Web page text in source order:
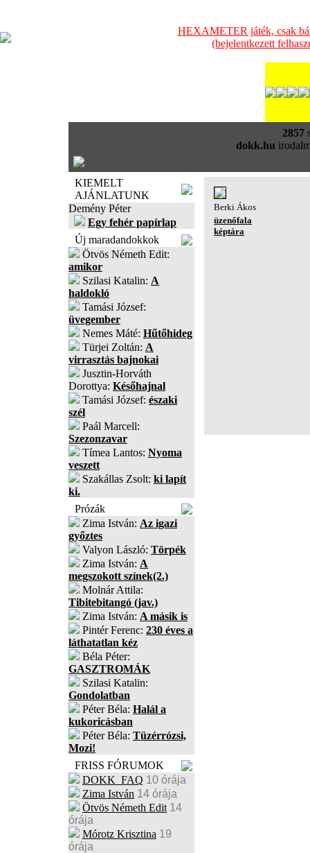
HEXAMETER játék, csak
(bejelentkezett
2857
dokk.hu
KIEMELT
AJÁNLATUNK
Demény Péter
Egy fehér papírlap
Új maradandokkok
Ötvös Németh Edit:
amikor
Szilasi Katalin: A
haldokló
Tamási József:
üvegember
Nemes Máté: Hűtőhideg
Türjei Zoltán: A
virrasztás bajnokai
Jusztin-Horváth
Dorottya: Későhajnal
Tamási József: északi
szél
Paál Marcell:
Szezonzavar
Tímea Lantos: Nyoma
veszett
Szakállas Zsolt: ki lapít
ki.
Prózák
Zima István: Az igazi
győztes
Valyon László: Törpék
Zima István: A
megszokott színek(2.)
Molnár Attila:
Tibitebitangó (jav.)
Zima István: A másik is
Pintér Ferenc: 230 éves a
láthatatlan kéz
Béla Péter:
GASZTROMÁK
Szilasi Katalin:
Gondolatban
Péter Béla: Halál a
kukoricásban
Péter Béla: Tüzérrózsi,
Mozi!
FRISS FÓRUMOK
DOKK_FAQ 10 órája
Zima István 14 órája
Ötvös Németh Edit 14
órája
Mórotz Krisztina 19
órája
Berki Ákos
üzenőfala
képtára